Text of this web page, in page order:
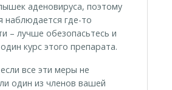
аденовируса, поэтому
наблюдается где-то
– лучше обезопасьтесь и
курс этого препарата.
все эти меры не
один из членов вашей